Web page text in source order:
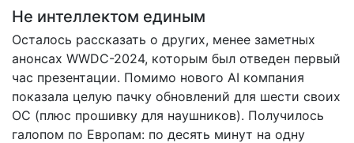
Не интеллектом единым
Осталось рассказать о других, менее заметных
анонсах WWDC-2024, которым был отведен первый
час презентации. Помимо нового AI компания
показала целую пачку обновлений для шести своих
ОС (плюс прошивку для наушников). Получилось
галопом по Европам: по десять минут на одну